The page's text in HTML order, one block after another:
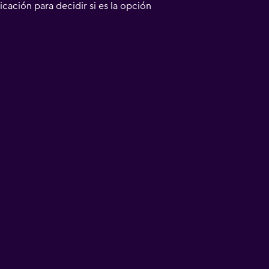
para decidir si es la opción